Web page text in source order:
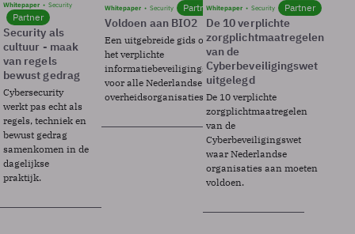
Whitepaper Security
Partner
Security als
cultuur - maak
van regels
bewust gedrag
Cybersecurity
werkt pas echt als
regels, techniek en
bewust gedrag
samenkomen in de
dagelijkse
praktijk.
Whitepaper Security Partner
Voldoen aan BIO2
Een uitgebreide gids over BIO2,
het verplichte
informatiebeveiligingsframework
voor alle Nederlandse
overheidsorganisaties.
Whitepaper Security Partner
De 10 verplichte
zorgplichtmaatregelen
van de
Cyberbeveiligingswet
uitgelegd
De 10 verplichte
zorgplichtmaatregelen
van de
Cyberbeveiligingswet
waar Nederlandse
organisaties aan moeten
voldoen.